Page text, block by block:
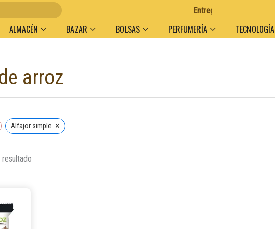
Entregas en el día en AMBA
ALMACÉN BAZAR BOLSAS PERFUMERÍA TECNOLOGÍA
arroz
Alfajor simple ×